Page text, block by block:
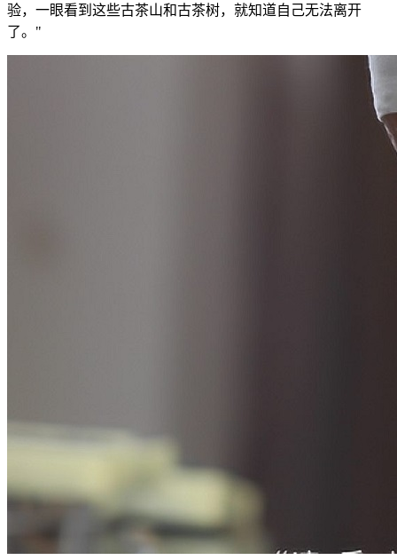
验，一眼看到这些古茶山和古茶树，就知道自己无法离开
了。"